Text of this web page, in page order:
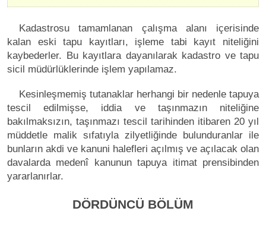
Kadastrosu tamamlanan çalışma alanı içerisinde
kalan eski tapu kayıtları, işleme tabi kayıt niteliğini
kaybederler. Bu kayıtlara dayanılarak kadastro ve tapu
sicil müdürlüklerinde işlem yapılamaz.
Kesinleşmemiş tutanaklar herhangi bir nedenle tapuya
tescil edilmişse, iddia ve taşınmazın niteliğine
bakılmaksızın, taşınmazı tescil tarihinden itibaren 20 yıl
müddetle malik sıfatıyla zilyetliğinde bulunduranlar ile
bunların akdi ve kanuni halefleri açılmış ve açılacak olan
davalarda medenî kanunun tapuya itimat prensibinden
yararlanırlar.
DÖRDÜNCÜ BÖLÜM